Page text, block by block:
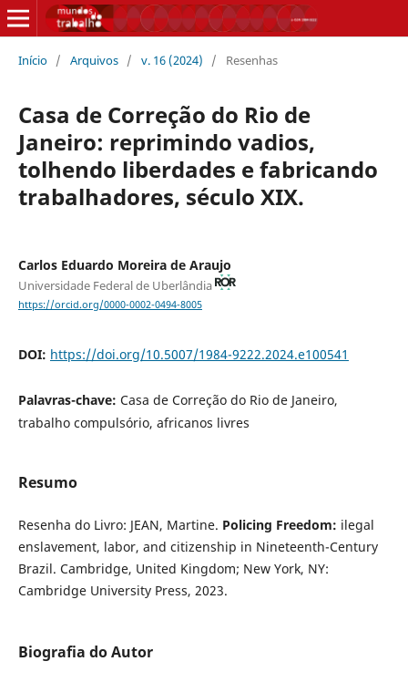
Início / Arquivos / v. 16 (2024) / Resenhas
Casa de Correção do Rio de
Janeiro: reprimindo vadios,
tolhendo liberdades e fabricando
trabalhadores, século XIX.
Carlos Eduardo Moreira de Araujo
Universidade Federal de Uberlândia
https://orcid.org/0000-0002-0494-8005
DOI: https://doi.org/10.5007/1984-9222.2024.e100541
Palavras-chave: Casa de Correção do Rio de Janeiro,
trabalho compulsório, africanos livres
Resumo
Resenha do Livro: JEAN, Martine. Policing Freedom: ilegal
enslavement, labor, and citizenship in Nineteenth-Century
Brazil. Cambridge, United Kingdom; New York, NY:
Cambridge University Press, 2023.
Biografia do Autor